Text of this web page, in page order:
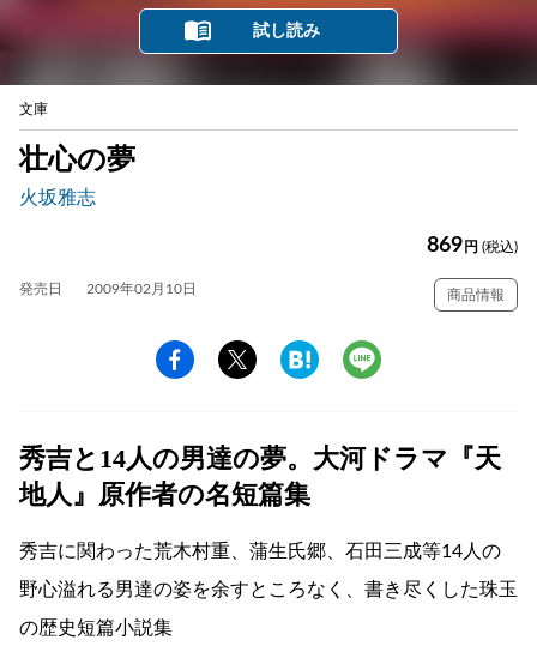
試し読み
文庫
壮心の夢
火坂雅志
869 円 (税込)
発売日 2009年02月10日 商品情報
秀吉と14人の男達の夢。大河ドラマ『天
地人』原作者の名短篇集
秀吉に関わった荒木村重、蒲生氏郷、石田三成等14人の
野心溢れる男達の姿を余すところなく、書き尽くした珠玉
の歴史短篇小説集